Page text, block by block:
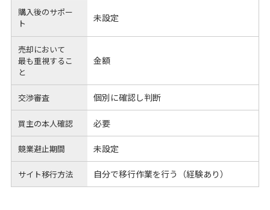
購入後のサポー
ト
未設定
売却において
最も重視するこ
と
金額
交渉審査 個別に確認し判断
買主の本人確認 必要
競業避止期間 未設定
サイト移行方法 自分で移行作業を行う（経験あり）